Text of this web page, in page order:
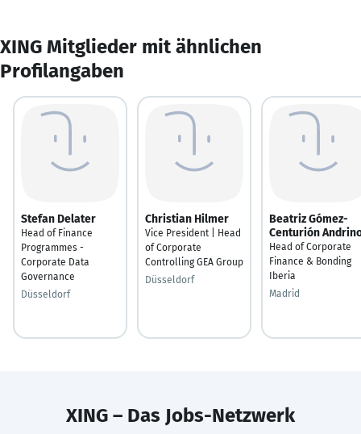
XING Mitglieder mit ähnlichen
Profilangaben
Stefan Delater
Head of Finance
Programmes -
Corporate Data
Governance
Düsseldorf
Christian Hilmer
Vice President | Head
of Corporate
Controlling GEA Group
Düsseldorf
Beatriz Gómez-
Centurión
Head of Corporate
Finance & Bonding
Iberia
Madrid
XING – Das Jobs-Netzwerk